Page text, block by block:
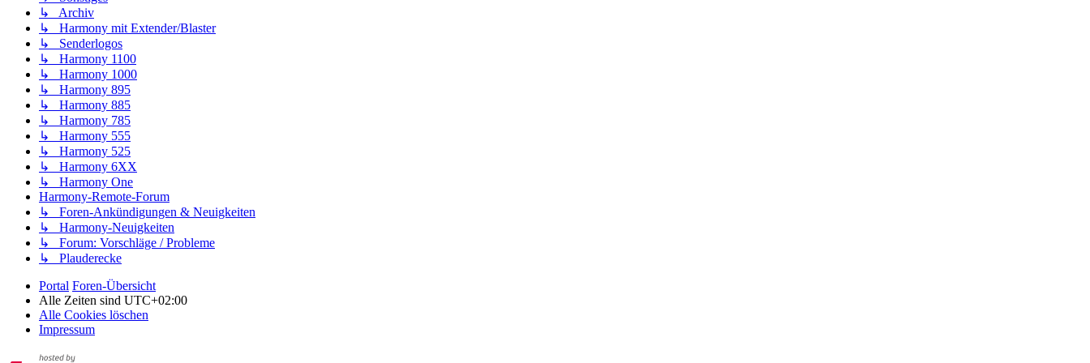
↳ Archiv
↳ Harmony mit Extender/Blaster
↳ Senderlogos
↳ Harmony 1100
↳ Harmony 1000
↳ Harmony 895
↳ Harmony 885
↳ Harmony 785
↳ Harmony 555
↳ Harmony 525
↳ Harmony 6XX
↳ Harmony One
Harmony-Remote-Forum
↳ Foren-Ankündigungen & Neuigkeiten
↳ Harmony-Neuigkeiten
↳ Forum: Vorschläge / Probleme
↳ Plauderecke
Portal Foren-Übersicht
Alle Zeiten sind UTC+02:00
Alle Cookies löschen
Impressum